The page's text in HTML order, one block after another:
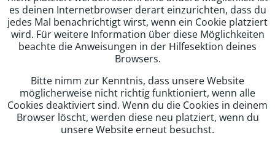
es deinen Internetbrowser derart einzurichten, dass du
jedes Mal benachrichtigt wirst, wenn ein Cookie platziert
wird. Für weitere Information über diese Möglichkeiten
beachte die Anweisungen in der Hilfesektion deines
Browsers.
Bitte nimm zur Kenntnis, dass unsere Website
möglicherweise nicht richtig funktioniert, wenn alle
Cookies deaktiviert sind. Wenn du die Cookies in deinem
Browser löscht, werden diese neu platziert, wenn du
unsere Website erneut besuchst.